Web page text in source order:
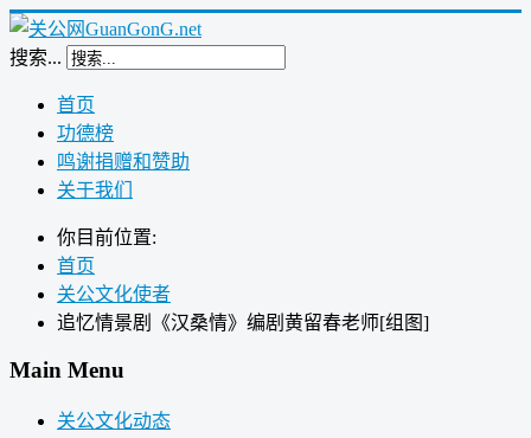
搜索...
首页
功德榜
鸣谢捐赠和赞助
关于我们
你目前位置:
首页
关公文化使者
追忆情景剧《汉桑情》编剧黄留春老师[组图]
Main Menu
关公文化动态